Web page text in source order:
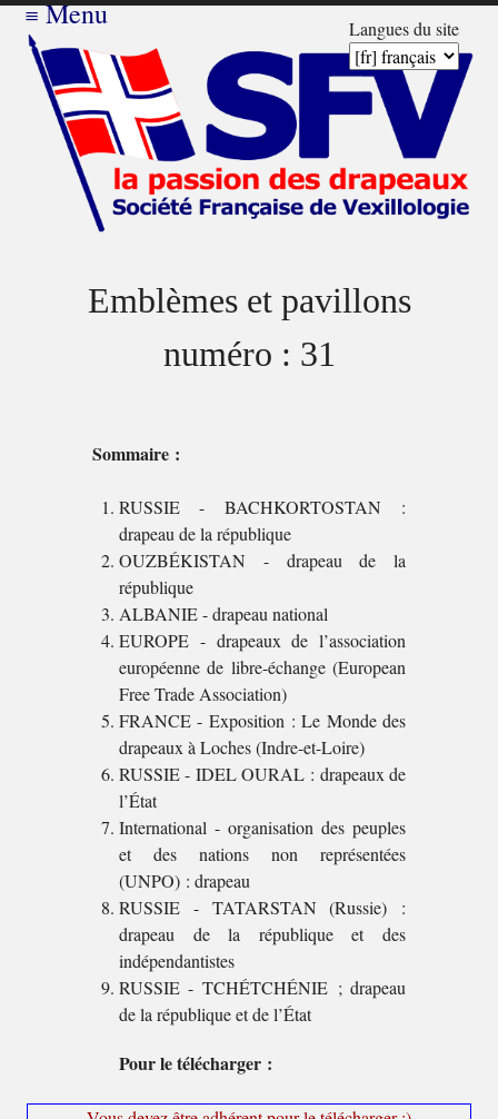
Langues du site
≡Menu
Emblèmes et pavillons
numéro : 31
Sommaire :
RUSSIE - BACHKORTOSTAN :
drapeau de la république
OUZBÉKISTAN - drapeau de la
république
ALBANIE - drapeau national
EUROPE - drapeaux de l’association
européenne de libre-échange (European
Free Trade Association)
FRANCE - Exposition : Le Monde des
drapeaux à Loches (Indre-et-Loire)
RUSSIE - IDEL OURAL : drapeaux de
l’État
International - organisation des peuples
et des nations non représentées
(UNPO) : drapeau
RUSSIE - TATARSTAN (Russie) :
drapeau de la république et des
indépendantistes
RUSSIE - TCHÉTCHÉNIE ; drapeau
de la république et de l’État
Pour le télécharger :